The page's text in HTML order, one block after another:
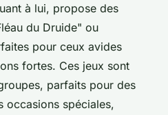
à lui, propose des
du Druide" ou
pour ceux avides
fortes. Ces jeux sont
parfaits pour des
occasions spéciales,